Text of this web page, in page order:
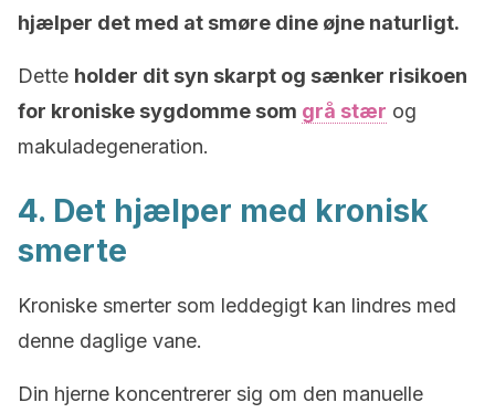
hjælper det med at smøre dine øjne naturligt.
Dette holder dit syn skarpt og sænker risikoen
for kroniske sygdomme som grå stær og
makuladegeneration.
4. Det hjælper med kronisk
smerte
Kroniske smerter som leddegigt kan lindres med
denne daglige vane.
Din hjerne koncentrerer sig om den manuelle